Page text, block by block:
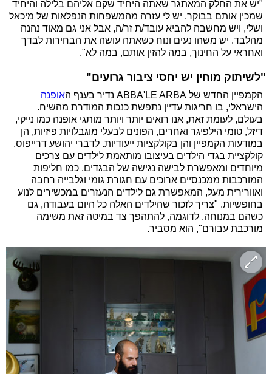
"יש את החלק המאתגר שאתה היחיד שקם אליהם בלילה והיחיד
שמכין אותם בבוקר. יש לי עזרה מהמשפחות הנפלאות של מיכאל
ושלי, ויש מחשבה להביא עובד/ת זר/ה, אבל אני גם מאוד נהנה
מהלבד. יש משהו נעים ונוח כשאתה עושה את הבחירות לבדך
ואחראי על החינוך, במה להזין אותם, במה לא".
"לשיתוק מוחין יש יחסי ציבור גרועים"
הקמפיין החדש של ABBA'LE ARBA נדיר בענף ה
אופנה
הישראלי, בו חריגות עדיין נתפשת כנכות המודרת מהשיח.
בעולם, לעומת זאת, אנו רואים יותר ויותר מותגי אופנה כמו נייקי,
דיזל, טומי הילפיגר ואחרים, הפונים לבעלי מוגבלויות פיזיות, הן
במודעות הקמפיין והן בקולקציות ייעודיות. לדברי יהושע דרייפוס,
קולקציית בגדי הילדים בעיצובו מותאמת לילדים עם צרכים
מיוחדים ומאפשרת לבישה נגישה של הבגדים, כמו חליפות
המורכבות ממכנסיים ארוכים עם חגורת גומי וגלבייה רחבה
ואוורירית מעל, המאפשרת גם לילדים הנעזרים במכשירים לנוע
בחופשיות. "צריך לזכור שהילדים האלה כל היום בעבודה, גם
כשהם במנוחה. לדוגמה, להתהפך צד במיטה זאת משימה
מורכבת עבורם", הוא מסביר.